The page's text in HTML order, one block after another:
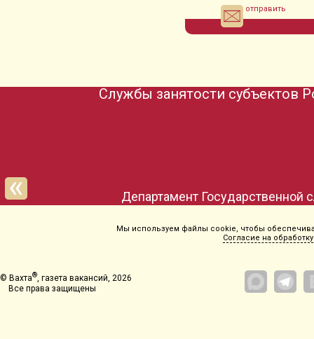
отправить
Департамент Государственной
Службы занятости субъектов
Мы используем файлы cookie, чтобы
Согласие на обработку
© Вахта® , газета вакансий, 2026
Все права защищены